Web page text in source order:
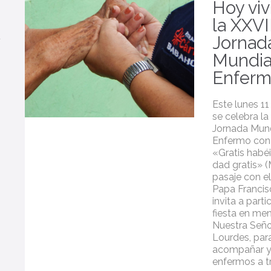
Hoy
la
Este lunes
se celebra la
Jornada
Enfermo
«Gratis
dad gratis»
pasaje con
Papa
invita a
fiesta en
Nuestra
Lourdes,
acompañar
enfermos a